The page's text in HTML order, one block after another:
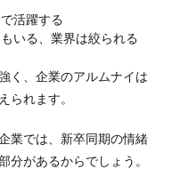
活躍する
いる、業界は絞られる
く、企業のアルムナイは
られます。
業では、新卒同期の情緒
分があるからでしょう。